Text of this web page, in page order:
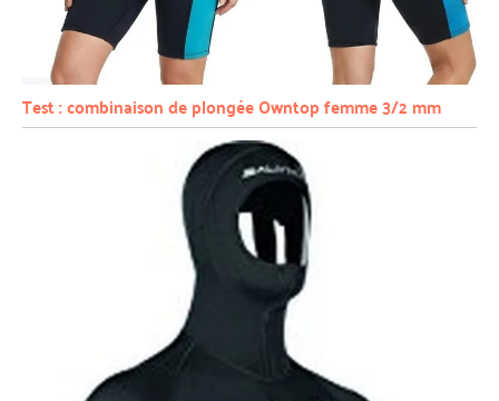
Test : combinaison de plongée Owntop femme 3/2 mm